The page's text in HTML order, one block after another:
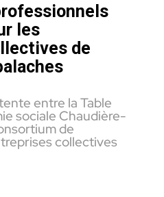
les
de
entre la Table
sociale Chaudière-
de
collectives